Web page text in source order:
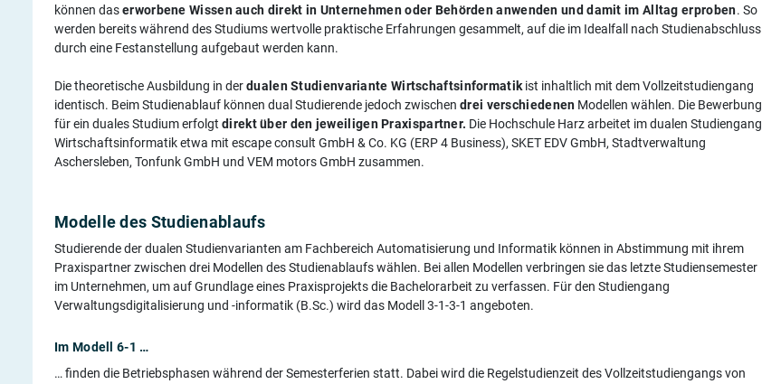
können daserworbene Wissen auch direkt in Unternehmen oder Behörden anwenden und damit im Alltag erproben. So
werden bereits während des Studiums wertvolle praktische Erfahrungen gesammelt, auf die im Idealfall nach Studienabschluss
durch eine Festanstellung aufgebaut werden kann.
Die theoretische Ausbildung in derdualen Studienvariante Wirtschaftsinformatikist inhaltlich mit dem Vollzeitstudiengang
identisch. Beim Studienablauf können dual Studierende jedoch zwischen drei verschiedenen Modellen wählen. Die Bewerbung
für ein duales Studium erfolgt direkt über den jeweiligen Praxispartner. Die Hochschule Harz arbeitet im dualen Studiengang
Wirtschaftsinformatik etwa mit escape consult GmbH & Co. KG (ERP 4 Business), SKET EDV GmbH, Stadtverwaltung
Aschersleben, Tonfunk GmbH und VEM motors GmbH zusammen.
Modelle des Studienablaufs
Studierende der dualen Studienvarianten am Fachbereich Automatisierung und Informatik können in Abstimmung mit ihrem
Praxispartner zwischen drei Modellen des Studienablaufs wählen. Bei allen Modellen verbringen sie das letzte Studiensemester
im Unternehmen, um auf Grundlage eines Praxisprojekts die Bachelorarbeit zu verfassen. Für den Studiengang
Verwaltungsdigitalisierung und -informatik (B.Sc.) wird das Modell 3-1-3-1 angeboten.
Im Modell 6-1 …
… finden die Betriebsphasen während der Semesterferien statt. Dabei wird die Regelstudienzeit des Vollzeitstudiengangs von